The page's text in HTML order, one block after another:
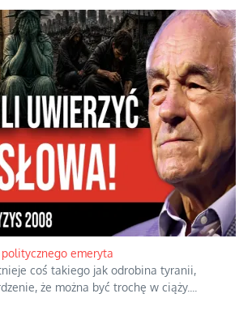
trudne czasy. Maryjna alternatywa dla
smartfonów....